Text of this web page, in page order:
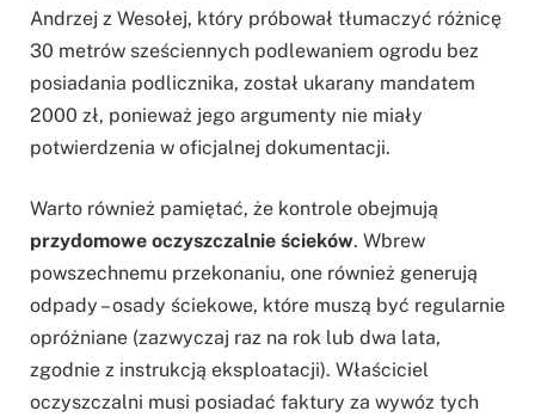
Andrzej z Wesołej, który próbował tłumaczyć różnicę
30 metrów sześciennych podlewaniem ogrodu bez
posiadania podlicznika, został ukarany mandatem
2000 zł, ponieważ jego argumenty nie miały
potwierdzenia w oficjalnej dokumentacji.
Warto również pamiętać, że kontrole obejmują
przydomowe oczyszczalnie ścieków. Wbrew
powszechnemu przekonaniu, one również generują
odpady – osady ściekowe, które muszą być regularnie
opróżniane (zazwyczaj raz na rok lub dwa lata,
zgodnie z instrukcją eksploatacji). Właściciel
oczyszczalni musi posiadać faktury za wywóz tych